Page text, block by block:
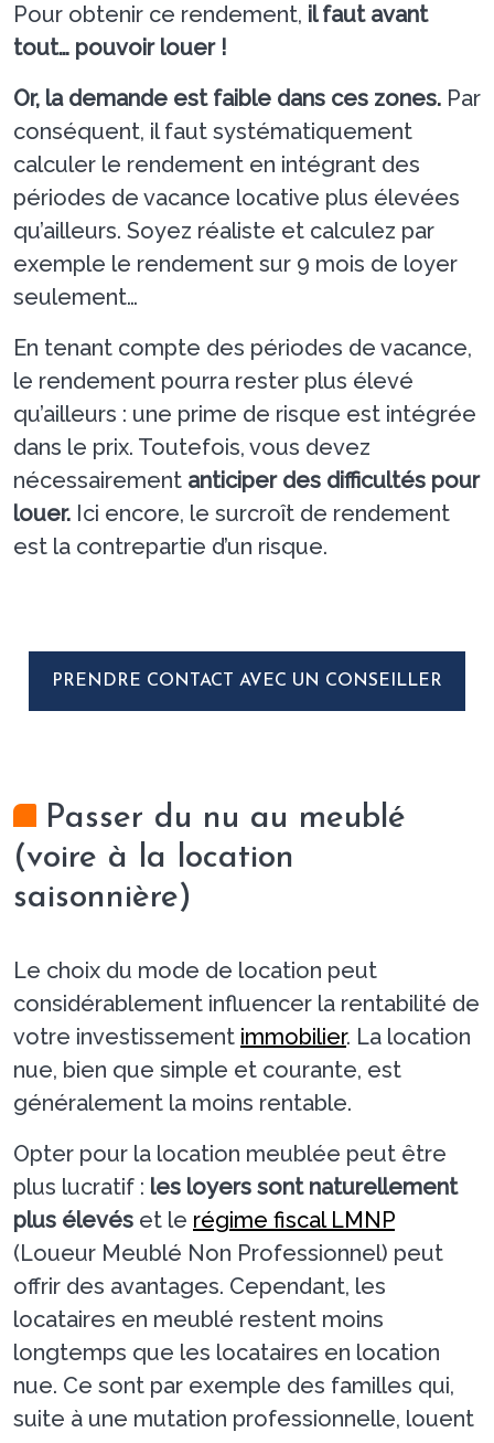
Pour obtenir ce rendement, il faut avant
tout… pouvoir louer !
Or, la demande est faible dans ces zones. Par
conséquent, il faut systématiquement
calculer le rendement en intégrant des
périodes de vacance locative plus élevées
qu’ailleurs. Soyez réaliste et calculez par
exemple le rendement sur 9 mois de loyer
seulement…
En tenant compte des périodes de vacance,
le rendement pourra rester plus élevé
qu’ailleurs : une prime de risque est intégrée
dans le prix. Toutefois, vous devez
nécessairement anticiper des difficultés pour
louer. Ici encore, le surcroît de rendement
est la contrepartie d’un risque.
PRENDRE CONTACT AVEC UN CONSEILLER
Passer du nu au meublé
(voire à la location
saisonnière)
Le choix du mode de location peut
considérablement influencer la rentabilité de
votre investissement immobilier. La location
nue, bien que simple et courante, est
généralement la moins rentable.
Opter pour la location meublée peut être
plus lucratif : les loyers sont naturellement
plus élevés et le régime fiscal LMNP
(Loueur Meublé Non Professionnel) peut
offrir des avantages. Cependant, les
locataires en meublé restent moins
longtemps que les locataires en location
nue. Ce sont par exemple des familles qui,
suite à une mutation professionnelle, louent